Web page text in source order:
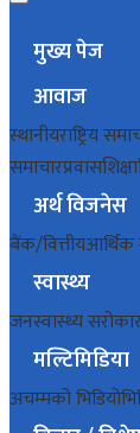
मुख्य पेज
आवाज
स्थानीयराष्ट्रिय
समाचारप्रवासशिक्षा
अर्थ विजनेस
बैंक/वित्तीयआर्थिक
स्वास्थ्य
जनस्वास्थ्य
मल्टिमिडिया
अचम्मको भिडियो